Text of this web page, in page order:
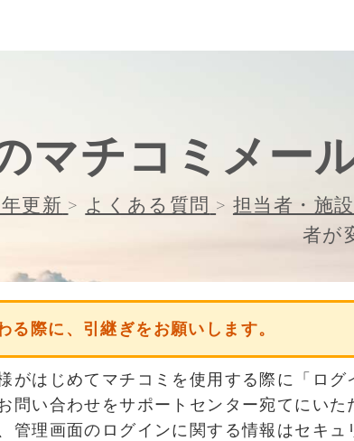
マチコミメー
更新 > よくある質問 > 担当者・施
者が
る際に、引継ぎをお願いします。
がはじめてマチコミを使用する際に「ロ
問い合わせをサポートセンター宛てにいた
管理画面のログインに関する情報はセキ